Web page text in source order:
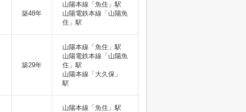
築48年
山陽本線「魚住」駅
山陽電鉄本線「山陽魚
住」駅
築29年
山陽本線「魚住」駅
山陽電鉄本線「山陽魚
住」駅
山陽本線「大久保」
駅
山陽本線「魚住」駅